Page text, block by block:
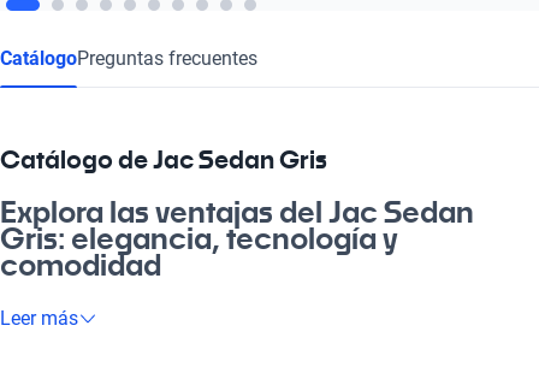
CatálogoPreguntas frecuentes
Catálogo de Jac Sedan Gris
Explora las ventajas del Jac Sedan
Gris: elegancia, tecnología y
comodidad
¿Cachai lo que es tener un auto que te acompañe en todos los
Leer más